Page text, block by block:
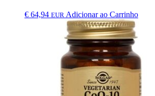
€ 64,94 EUR Adicionar ao Carrinho